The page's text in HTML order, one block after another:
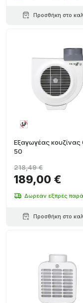
Προσθήκη στο
Εξαγωγέας κουζίνας
50
189,00 €
218,49 €
Δωρεάν εξπρές
Προσθήκη στο